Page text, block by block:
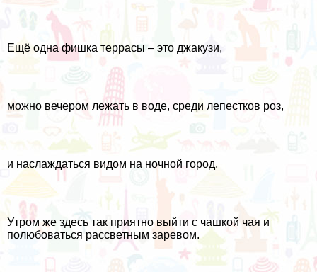
Ещё одна фишка террасы – это джакузи,
можно вечером лежать в воде, среди лепестков роз,
и наслаждаться видом на ночной город.
Утром же здесь так приятно выйти с чашкой чая и
полюбоваться рассветным заревом.